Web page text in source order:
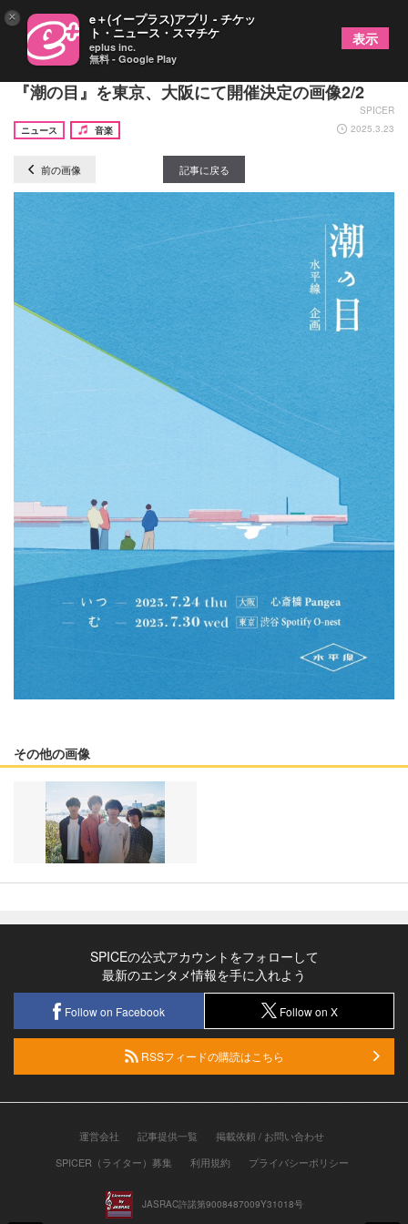
京都発の新鋭バンド・水平線、ツーマンとなる企画
『潮の目』を東京、大阪にて開催決定の画像2/2
SPICER
ニュース
音楽 2025.3.23
前の画像 記事に戻る
その他の画像
SPICEの公式アカウントをフォローして
最新のエンタメ情報を手に入れよう
Follow on Facebook Follow on X
RSSフィードの購読はこちら
運営会社 記事提供一覧
掲載依頼 / お問い合わせ
SPICER（ライター）募集
利用規約 プライバシーポリシー
JASRAC許諾第9008487009Y31018号
× e＋(イープラス)アプリ - チケッ
ト・ニュース・スマチケ
eplus inc.
無料 - Google Play
表示